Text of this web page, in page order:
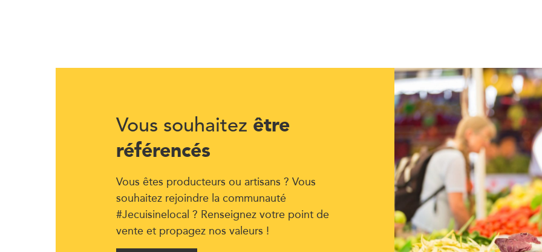
Vous souhaitez être
référencés
Vous êtes producteurs ou artisans ? Vous
souhaitez rejoindre la communauté
#Jecuisinelocal ? Renseignez votre point de
vente et propagez nos valeurs !